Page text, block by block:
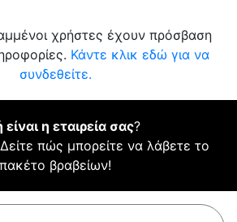
χρήστες έχουν πρόσβαση
Κάντε κλικ εδώ για να
συνδεθείτε.
η εταιρεία σας?
Δείτε πώς μπορείτε να λάβετε το
πακέτο βραβείων!